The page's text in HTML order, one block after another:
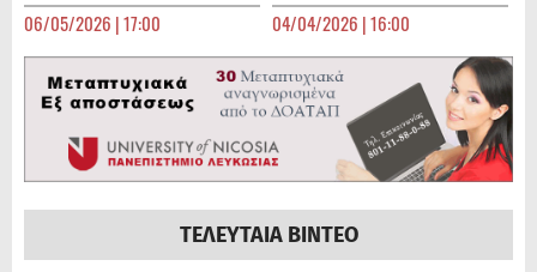
06/05/2026 | 17:00 04/04/2026 | 16:00
ΤΕΛΕΥΤΑΙΑ ΒΙΝΤΕΟ